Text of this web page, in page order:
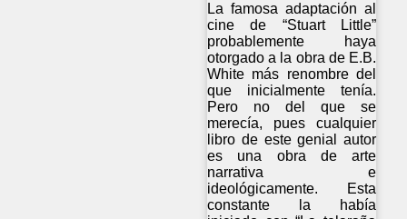
La famosa adaptación al
cine de “Stuart Little”
probablemente haya
otorgado a la obra de E.B.
White más renombre del
que inicialmente tenía.
Pero no del que se
merecía, pues cualquier
libro de este genial autor
es una obra de arte
narrativa e
ideológicamente. Esta
constante la había